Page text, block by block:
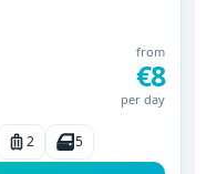
from
€8
per day
2 5